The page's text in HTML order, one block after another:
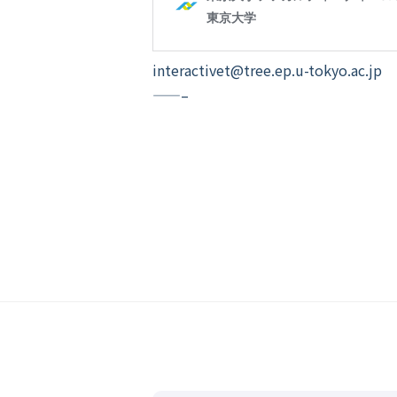
interactivet@tree.ep.u-tokyo.ac.jp
——–